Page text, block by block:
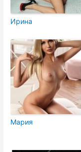
Ирина
Мария